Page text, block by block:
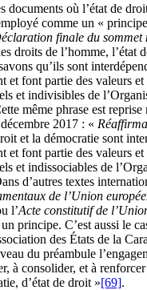
documents où l’état de
comme un «
finale du sommet
droits de l’homme, l’état
qu’ils sont
et font partie des valeurs
et indivisibles de
même phrase est
2017 : «
et la démocratie sont
et font partie des valeurs
et indissociables de
d’autres textes
de l’Union
l’Acte constitutif de
principe. C’est aussi le
des États de la
du préambule
à consolider, et à
d’état de droit »[69].